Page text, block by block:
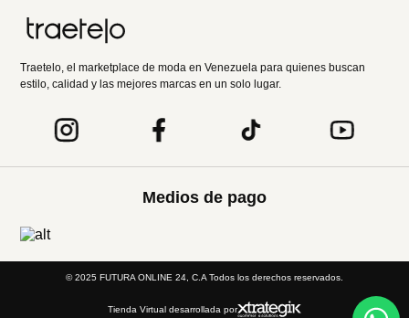
Traetelo, el marketplace de moda en Venezuela para quienes buscan
estilo, calidad y las mejores marcas en un solo lugar.
Medios de pago
© 2025 FUTURA ONLINE 24, C.A Todos los derechos reservados.
Tienda Virtual desarrollada por